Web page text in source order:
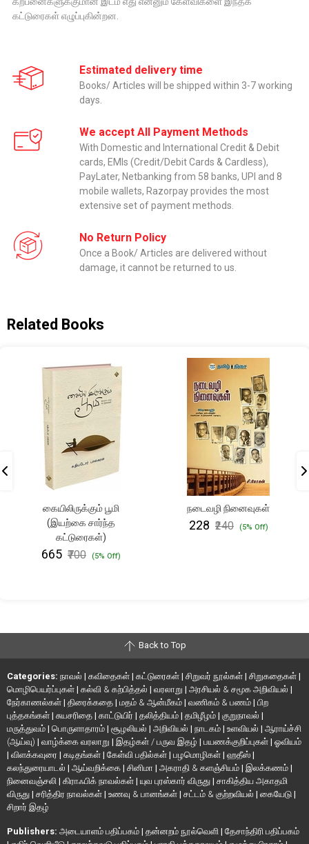
கட்டுரைகள் எழுப்புகின்றன.
Estimated delivery time
Books/ Articles will be shipped within 3-7 working
days.
We accept All Payment Methods
With Domestic and International Credit & Debit
cards, EMIs (Credit/Debit Cards & Cardless),
PayLater, Netbanking from 58 banks, UPI and 8
mobile wallets, Razorpay provides the most
extensive set of payment methods.
No Return Policy
Once a Book/ Articles are delivered without
damage, it cannot be returned to us.
Related Books
கையிலிருக்கும் பூமி
(இயற்கை சார்ந்த
கட்டுரைகள்)
₹665 ₹700 (5% Off)
நடைவழி நினைவுகள்
₹228 ₹240 (5% Off)
Back to Top
Categories: நாவல் | கவிதைகள் | கட்டுரைகள் | சிறுவர் நூல்கள் | சிறுகதைகள் |
மொழிபெயர்ப்புகள் | கல்வி & கற்பித்தல் | வரலாறு | அரசியல் & சமூக அறிவியல் |
நேர்காணல்கள் | திரைக்கதை | மதம் & ஆன்மீகம் | வணிகம் & பணம் | பிற
புத்தகங்கள் | சுயசரிதை | காட்டுயிர் | தலித்தியம் | தமிழீழம் | குறுநாவல் |
மருத்துவம் | பொருளாதாரம் | சூழலியல் | அறிவியல் | நாடகம் | உளவியல் | ஆராய்ச்சி
(ஆய்வு) | வாழ்க்கை வரலாறு | இதழ்கள் / பருவ இதழ் | பயணக்குறிப்புகள் | ஓவியம்
| விளக்கவுரை | கடிதங்கள் | கேள்வி பதில்கள் | பழமொழிகள் | ஹதீஸ் |
கலந்துரையாடல் | ஆய்வறிக்கை | சினிமா | அகராதி & களஞ்சியம் | இலக்கணம் |
நினைவஞ்சலி | கிராஃபிக் நாவல்கள் | யுவ புரஸ்கார் விருது | சாகித்திய அகாதமி
விருது | சரித்திர நாவல்கள் | உணவு & பானங்கள் | சட்டம் & குற்றவியல் | கையேடு |
சிறார் இதழ்
Publishers: அடையாளம் பதிப்பகம் | தன்னறம் நூல்வெளி | தேசாந்திரி பதிப்பகம்